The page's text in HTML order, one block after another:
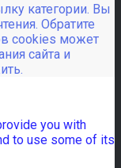
категории. Вы
Обратите
cookies может
сайта и
you with
to use some of its